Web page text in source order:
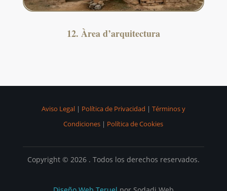
12. Àrea d’arquitectura
Aviso Legal| Política de Privacidad | Términos y
Condiciones | Política de Cookies
Copyright © 2026 . Todos los derechos reservados.